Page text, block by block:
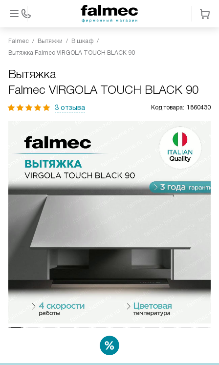
Falmec Вытяжки
В шкаф
Вытяжка Falmec VIRGOLA TOUCH BLACK 90
Вытяжка
Falmec VIRGOLA TOUCH BLACK 90
3 отзыва Код товара: 1860430